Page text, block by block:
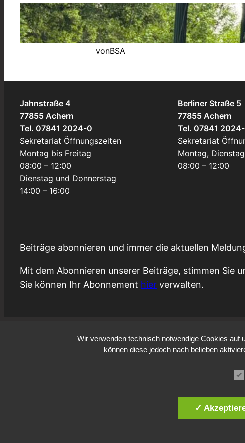
30. Juni 2026inAllgemein
vonBSA
Ausflug,
Jahnstraße 4
77855 Achern
Tel. 07841 2024-0
Sekretariat Öffnungszeiten
Montag bis Freitag
08:00 – 12:00
Dienstag und Donnerstag
14:00 – 16:00
Berliner Straße 5
77855 Achern
Tel. 07841
Sekretariat
Montag,
08:00 – 12:00
Beiträge abonnieren und immer die aktuellen
Mit dem Abonnieren unserer Beiträge, stimmen Sie
Sie können Ihr Abonnement hier verwalten.
Wir verwenden technisch notwendige Cookies auf
können diese jedoch nach belieben
✓